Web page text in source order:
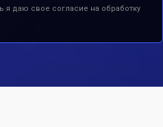
я даю свое согласие на обработку